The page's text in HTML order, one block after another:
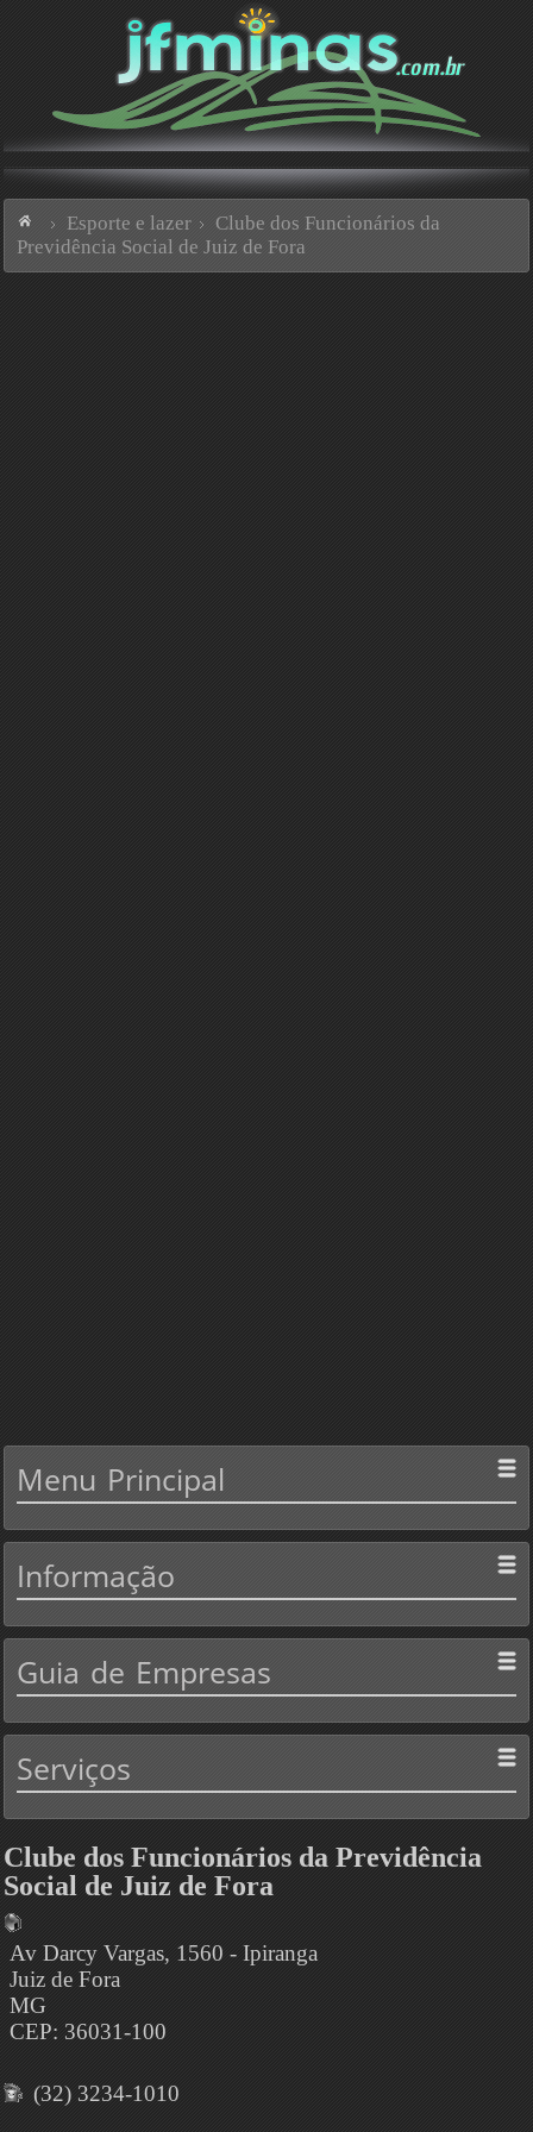
Esporte e lazer
Clube dos Funcionários da
Previdência Social de Juiz de Fora
Menu Principal
Informação
Guia de Empresas
Serviços
Clube dos Funcionários da Previdência
Social de Juiz de Fora
Av Darcy Vargas, 1560 - Ipiranga
Juiz de Fora
MG
CEP: 36031-100
(32) 3234-1010